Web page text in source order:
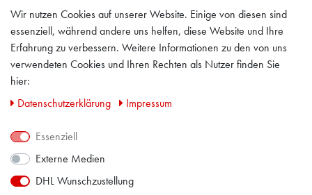
AGB
IMPRESSUM
Wir nutzen Cookies auf unserer Website. Einige von diesen sind
essenziell, während andere uns helfen, diese Website und Ihre
Erfahrung zu verbessern. Weitere Informationen zu den von uns
verwendeten Cookies und Ihren Rechten als Nutzer finden Sie
hier:
Daten­schutz­erklärung
Impressum
Essenziell
Externe Medien
DHL Wunschzustellung